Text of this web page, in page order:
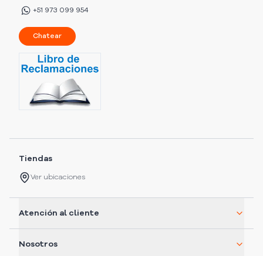
+51 973 099 954
Chatear
Tiendas
Ver ubicaciones
Atención al cliente
Nosotros